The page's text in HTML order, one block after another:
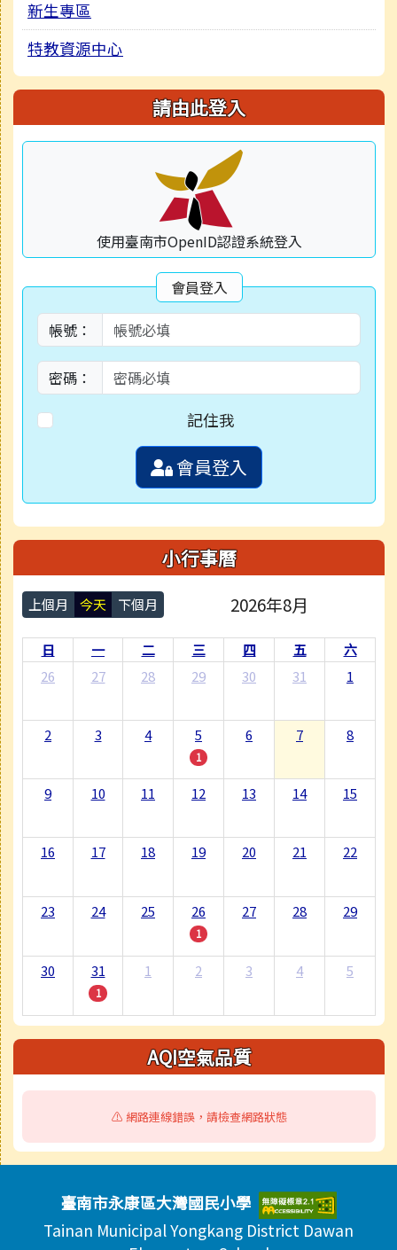
新生專區
特教資源中心
請由此登入
使用臺南市OpenID認證系統登入
會員登入
帳號：
密碼：
記住我
會員登入
小行事曆
上個月 今天 下個月 2026年8月
日 一 二 三 四 五
六
26
27 28 29 30 31 1
2 3 4 5
1
6 7 8
9 10 11 12 13 14 15
16 17 18 19 20 21 22
23 24 25 26
1
27 28 29
30 31
1
1 2 3 4 5
AQI空氣品質
⚠️ 網路連線錯誤，請檢查網路狀態
頁尾區域內容
臺南市永康區大灣國民小學
Tainan Municipal Yongkang District Dawan